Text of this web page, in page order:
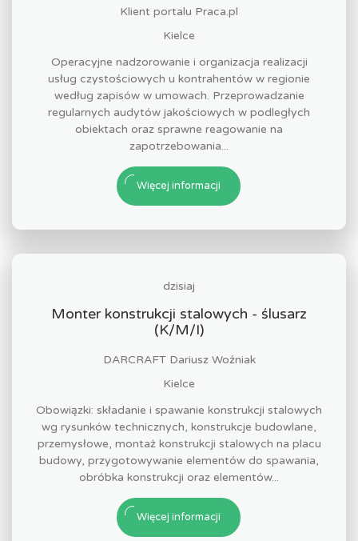
Klient portalu Praca.pl
Kielce
Operacyjne nadzorowanie i organizacja realizacji
usług czystościowych u kontrahentów w regionie
według zapisów w umowach. Przeprowadzanie
regularnych audytów jakościowych w podległych
obiektach oraz sprawne reagowanie na
zapotrzebowania...
Więcej informacji
dzisiaj
Monter konstrukcji stalowych - ślusarz
(K/M/I)
DARCRAFT Dariusz Woźniak
Kielce
Obowiązki: składanie i spawanie konstrukcji stalowych
wg rysunków technicznych, konstrukcje budowlane,
przemysłowe, montaż konstrukcji stalowych na placu
budowy, przygotowywanie elementów do spawania,
obróbka konstrukcji oraz elementów...
Więcej informacji